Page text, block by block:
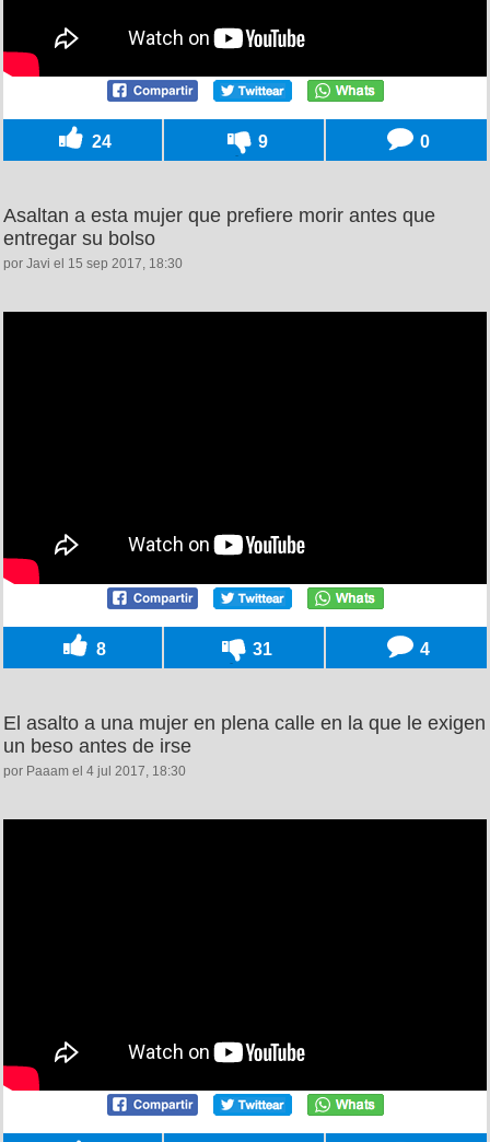
24 9 0
Asaltan a esta mujer que prefiere morir antes que
entregar su bolso
por Javi el 15 sep 2017, 18:30
8 31 4
El asalto a una mujer en plena calle en la que le exigen
un beso antes de irse
por Paaam el 4 jul 2017, 18:30